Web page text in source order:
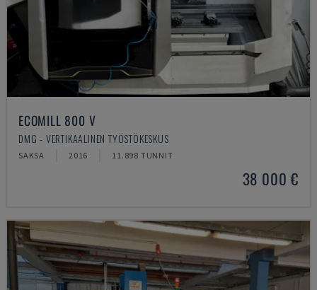
ECOMILL 800 V
DMG - VERTIKAALINEN TYÖSTÖKESKUS
SAKSA 2016 11.898 TUNNIT
38 000 €